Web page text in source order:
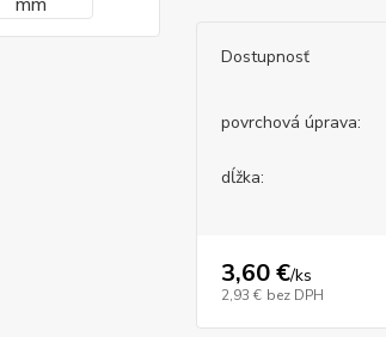
Dostupnosť
povrchová úprava:
dĺžka:
3,60 €/ks
2,93 € bez DPH